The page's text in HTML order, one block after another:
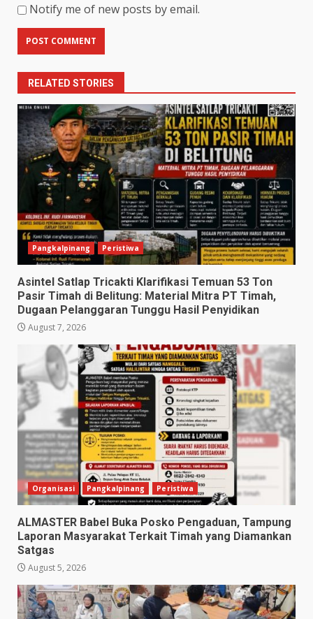
Notify me of new posts by email.
RELATED STORIES
Pangkalpinang Peristiwa
Asintel Satlap Tricakti Klarifikasi Temuan 53 Ton
Pasir Timah di Belitung: Material Mitra PT Timah,
Dugaan Pelanggaran Tunggu Hasil Penyidikan
August 7, 2026
Organisasi Pangkalpinang Peristiwa
ALMASTER Babel Buka Posko Pengaduan, Tampung
Laporan Masyarakat Terkait Timah yang Diamankan
Satgas
August 5, 2026